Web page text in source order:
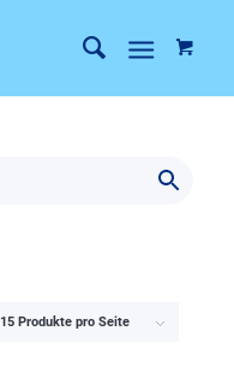
15 Produkte pro Seite